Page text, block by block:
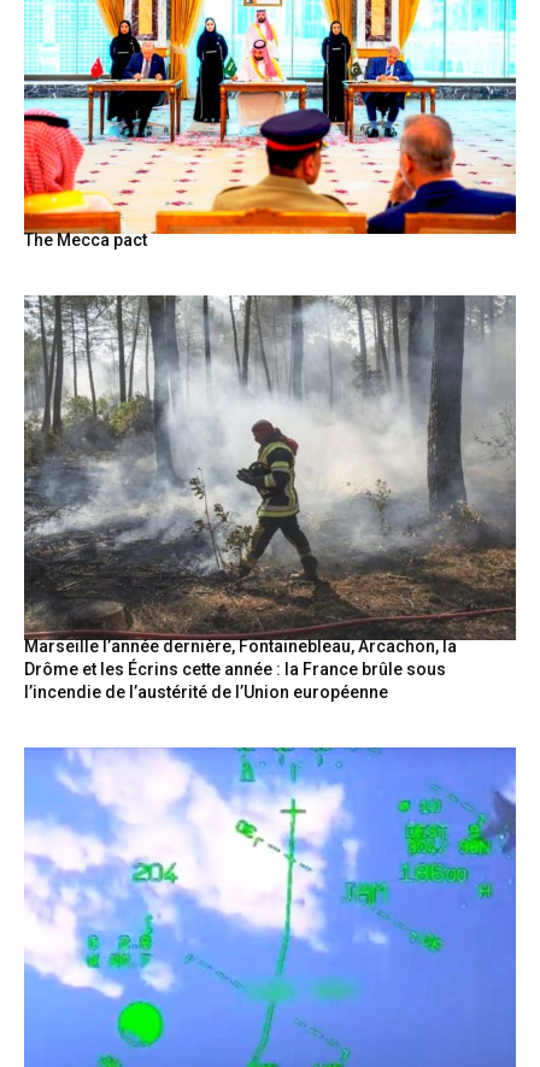
The Mecca pact
Marseille l’année dernière, Fontainebleau, Arcachon, la
Drôme et les Écrins cette année : la France brûle sous
l’incendie de l’austérité de l’Union européenne